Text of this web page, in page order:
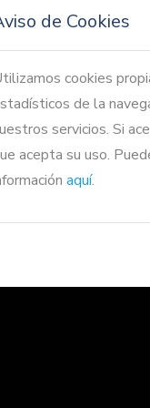
de Cookies
cookies
de la
servicios. Si
acepta su uso.
aquí.